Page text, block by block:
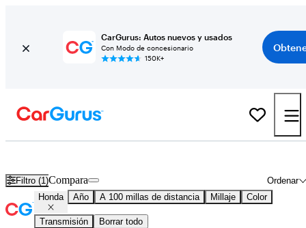
CarGurus: Autos nuevos y usados
Con Modo de concesionario
150K+
Filtro (1) Ordenar
Compara
Honda Año A 100 millas de distancia Millaje Color
Transmisión Borrar todo